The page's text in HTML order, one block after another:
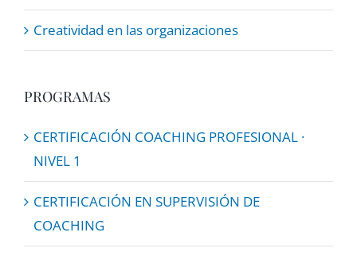
Creatividad en las organizaciones
PROGRAMAS
CERTIFICACIÓN COACHING PROFESIONAL ·
NIVEL 1
CERTIFICACIÓN EN SUPERVISIÓN DE
COACHING